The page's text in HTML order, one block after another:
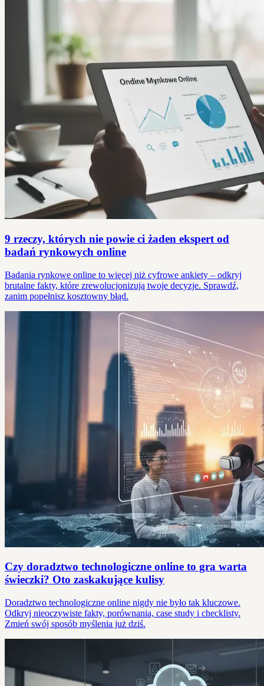
9 rzeczy, których nie powie ci żaden ekspert od
badań rynkowych online
Badania rynkowe online to więcej niż cyfrowe ankiety – odkryj
brutalne fakty, które zrewolucjonizują twoje decyzje. Sprawdź,
zanim popełnisz kosztowny błąd.
Czy doradztwo technologiczne online to gra warta
świeczki? Oto zaskakujące kulisy
Doradztwo technologiczne online nigdy nie było tak kluczowe.
Odkryj nieoczywiste fakty, porównania, case study i checklisty.
Zmień swój sposób myślenia już dziś.